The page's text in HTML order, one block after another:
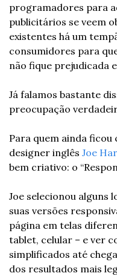
programadores para
publicitários se veem
existentes há um
consumidores para
não fique prejudicada
Já falamos bastante
preocupação
Para quem ainda
designer inglês Joe
bem criativo: o
Joe selecionou alguns
suas versões
página em telas
tablet, celular – e ver
simplificados até
dos resultados mais